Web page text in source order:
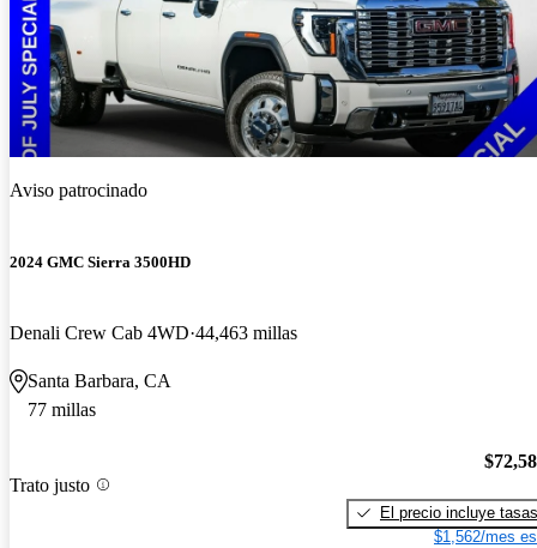
Aviso patrocinado
2024 GMC Sierra 3500HD
Denali Crew Cab 4WD 44,463 millas
Santa Barbara, CA
77 millas
Trato justo
El precio incluye tasas
$1,562/mes